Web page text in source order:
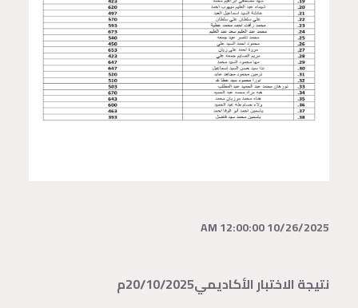
10/26/2025 12:00:00 AM
نتيجة الاختبار الأكاديمي20/10/2025م